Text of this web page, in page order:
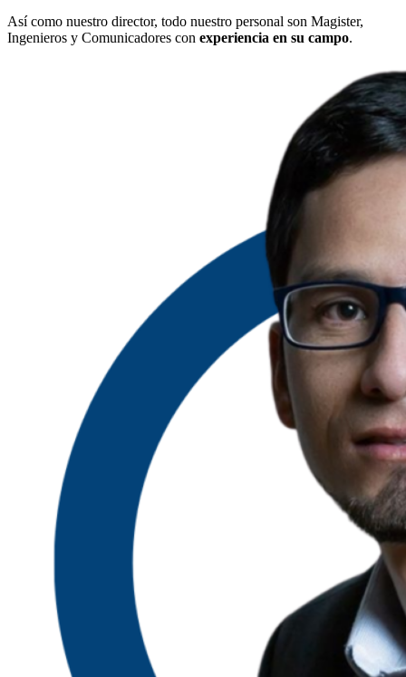
Así como nuestro director, todo nuestro personal son Magister,
Ingenieros y Comunicadores con experiencia en su campo.